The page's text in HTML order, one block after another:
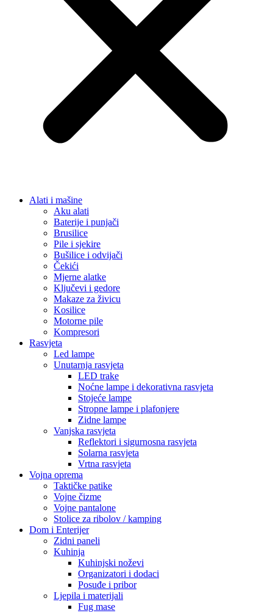
Alati i mašine
Aku alati
Baterije i punjači
Brusilice
Pile i sjekire
Bušilice i odvijači
Čekići
Mjerne alatke
Ključevi i gedore
Makaze za živicu
Kosilice
Motorne pile
Kompresori
Rasvjeta
Led lampe
Unutarnja rasvjeta
LED trake
Noćne lampe i dekorativna rasvjeta
Stojeće lampe
Stropne lampe i plafonjere
Zidne lampe
Vanjska rasvjeta
Reflektori i sigurnosna rasvjeta
Solarna rasvjeta
Vrtna rasvjeta
Vojna oprema
Taktičke patike
Vojne čizme
Vojne pantalone
Stolice za ribolov / kamping
Dom i Enterijer
Zidni paneli
Kuhinja
Kuhinjski noževi
Organizatori i dodaci
Posuđe i pribor
Ljepila i materijali
Fug mase